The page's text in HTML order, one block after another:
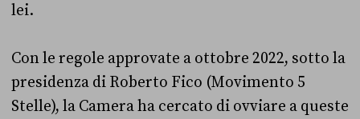
lei.
Con le regole approvate a ottobre 2022, sotto la
presidenza di Roberto Fico (Movimento 5
Stelle), la Camera ha cercato di ovviare a queste